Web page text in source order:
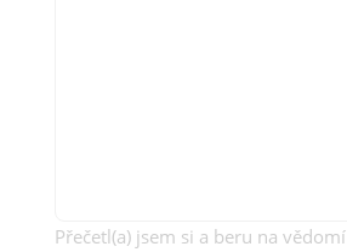
Přečetl(a) jsem si a beru na vědomí